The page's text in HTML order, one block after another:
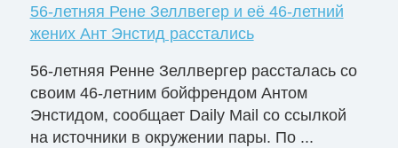
56-летняя Рене Зеллвегер и её 46-летний
жених Ант Энстид расстались
56-летняя Ренне Зеллвергер рассталась со
своим 46-летним бойфрендом Антом
Энстидом, сообщает Daily Mail со ссылкой
на источники в окружении пары. По ...